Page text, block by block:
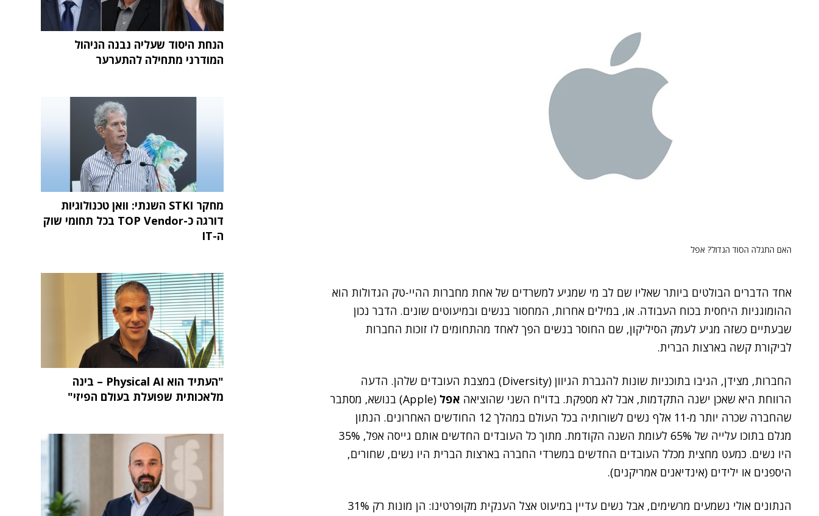
האם התגלה הסוד הגדול? אפל
אחד הדברים הבולטים ביותר שאליו שם לב מי שמגיע למשרדים של אחת מחברות ההיי-טק הגדולות הוא
ההומוגניות היחסית בכוח העבודה. או, במילים אחרות, המחסור בנשים ובמיעוטים שונים. הדבר נכון
שבעתיים כשזה מגיע לעמק הסיליקון, שם החוסר בנשים הפך לאחד מהתחומים לו זוכות החברות
לביקורת קשה בארצות הברית.
החברות, מצידן, הגיבו בתוכניות שונות להגברת הגיוון (Diversity) במצבת העובדים שלהן. הדעה
הרווחת היא שאכן ישנה התקדמות, אבל לא מספקת. בדו"ח השני שהוציאה אפל
(Apple) בנושא, מסתבר
שהחברה שכרה יותר מ-11 אלף נשים לשורותיה בכל העולם במהלך 12 החודשים האחרונים. הנתון
מגלם בתוכו עלייה של 65% לעומת השנה הקודמת. מתוך כל העובדים החדשים אותם גייסה אפל, 35%
היו נשים. כמעט מחצית מכלל העובדים החדשים במשרדי החברה בארצות הברית היו נשים, שחורים,
היספנים או ילידים (אינדיאנים אמריקנים).
הנתונים אולי נשמעים מרשימים, אבל נשים עדיין במיעוט אצל הענקית מקופרטינו: הן מונות רק 31%
הנחת היסוד שעליה נבנה הניהול
המודרני מתחילה להתערער
מחקר STKI השנתי: וואן טכנולוגיות
דורגה כ-TOP Vendor בכל תחומי שוק
ה-IT
"העתיד הוא Physical AI – בינה
מלאכותית שפועלת בעולם הפיזי"